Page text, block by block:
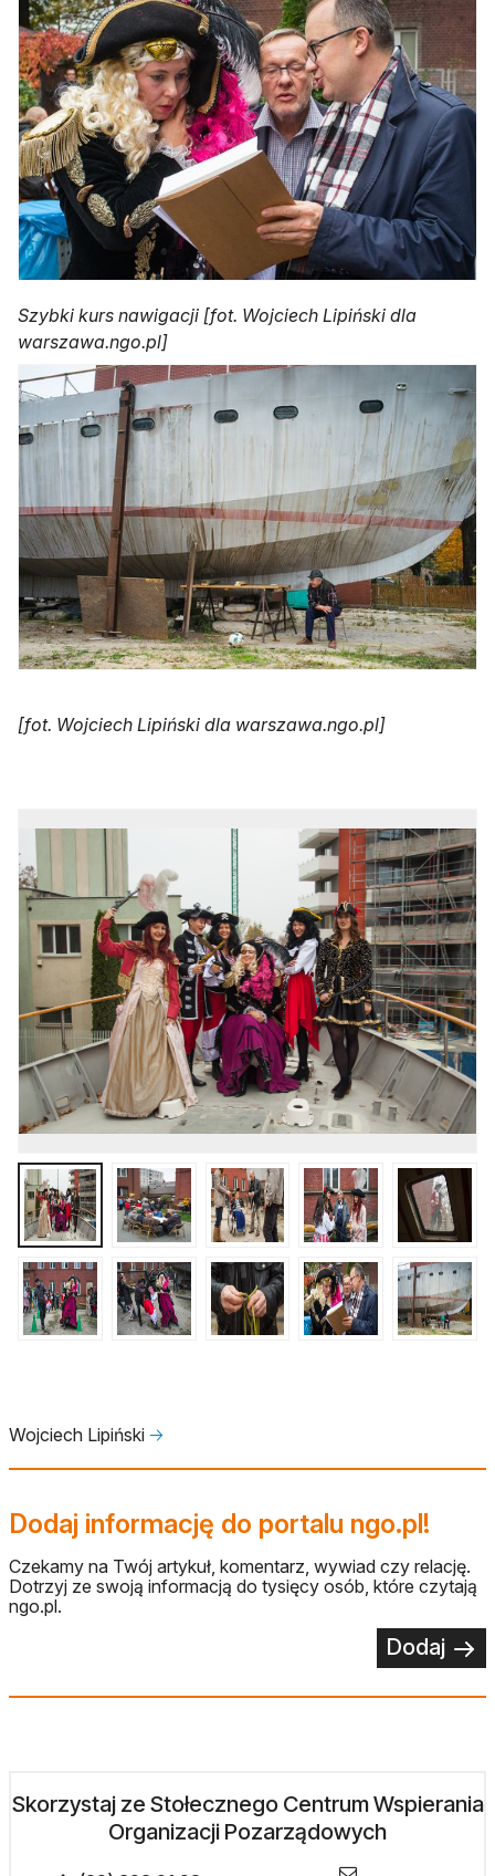
Szybki kurs nawigacji [fot. Wojciech Lipiński dla
warszawa.ngo.pl]
[fot. Wojciech Lipiński dla warszawa.ngo.pl]
Wojciech Lipiński 🡢
Dodaj informację do portalu ngo.pl!
Czekamy na Twój artykuł, komentarz, wywiad czy relację.
Dotrzyj ze swoją informacją do tysięcy osób, które czytają
ngo.pl.
Dodaj
Skorzystaj ze Stołecznego Centrum Wspierania
Organizacji Pozarządowych